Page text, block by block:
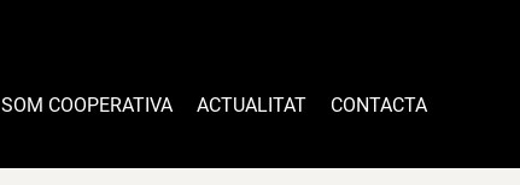
SOM COOPERATIVA ACTUALITAT CONTACTA